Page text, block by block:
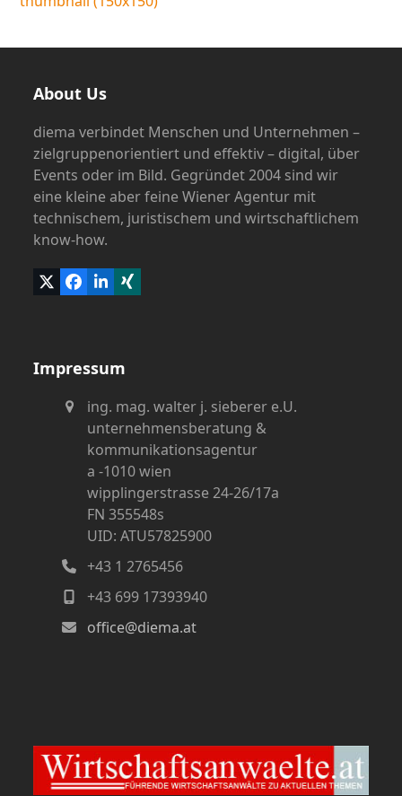
About Us
diema verbindet Menschen und Unternehmen –
zielgruppenorientiert und effektiv – digital, über
Events oder im Bild. Gegründet 2004 sind wir
eine kleine aber feine Wiener Agentur mit
technischem, juristischem und wirtschaftlichem
know-how.
TwitterFacebook
LinkedIn
Xing
Impressum
ing. mag. walter j. sieberer e.U.
unternehmensberatung &
kommunikationsagentur
a -1010 wien
wipplingerstrasse 24-26/17a
FN 355548s
UID: ATU57825900
+43 1 2765456
+43 699 17393940
office@diema.at